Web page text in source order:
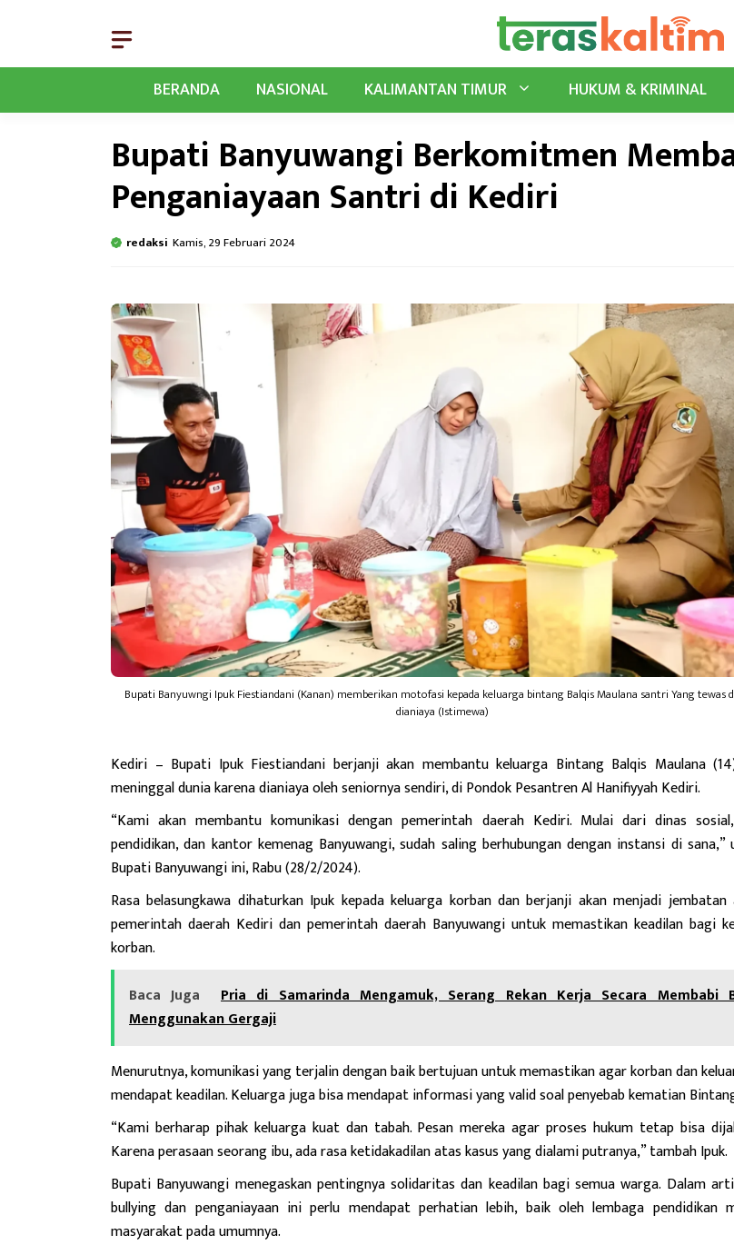
BERANDA
NASIONAL KALIMANTAN TIMUR HUKUM & KRIMINAL
Bupati Banyuwangi Berkomitmen
Penganiayaan Santri di Kediri
redaksi Kamis, 29 Februari 2024
Bupati Banyuwngi Ipuk Fiestiandani (Kanan) memberikan motofasi kepada keluarga bintang Balqis Maulana santri Yang tewas
dianiaya (Istimewa)
Kediri – Bupati Ipuk Fiestiandani berjanji akan membantu keluarga Bintang Balqis Maulana
meninggal dunia karena dianiaya oleh seniornya sendiri, di Pondok Pesantren Al Hanifiyyah Kediri.
“Kami akan membantu komunikasi dengan pemerintah daerah Kediri. Mulai dari dinas
pendidikan, dan kantor kemenag Banyuwangi, sudah saling berhubungan dengan instansi di sana,”
Bupati Banyuwangi ini, Rabu (28/2/2024).
Rasa belasungkawa dihaturkan Ipuk kepada keluarga korban dan berjanji akan menjadi
pemerintah daerah Kediri dan pemerintah daerah Banyuwangi untuk memastikan keadilan bagi
korban.
Baca Juga
Pria di Samarinda Mengamuk, Serang Rekan Kerja Secara Membabi
Menggunakan Gergaji
Menurutnya, komunikasi yang terjalin dengan baik bertujuan untuk memastikan agar korban dan
mendapat keadilan. Keluarga juga bisa mendapat informasi yang valid soal penyebab kematian
“Kami berharap pihak keluarga kuat dan tabah. Pesan mereka agar proses hukum tetap bisa
Karena perasaan seorang ibu, ada rasa ketidakadilan atas kasus yang dialami putranya,” tambah Ipuk.
Bupati Banyuwangi menegaskan pentingnya solidaritas dan keadilan bagi semua warga. Dalam
bullying dan penganiayaan ini perlu mendapat perhatian lebih, baik oleh lembaga pendidikan
masyarakat pada umumnya.